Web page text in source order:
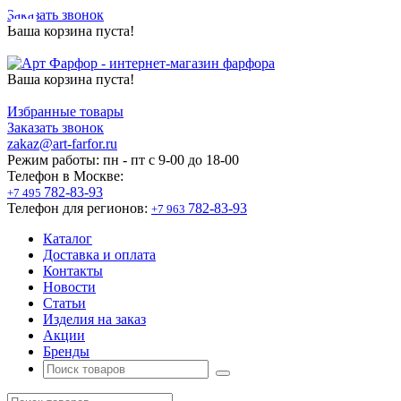
Заказать звонок
Ваша корзина пуста!
Ваша корзина пуста!
Избранные товары
Заказать звонок
zakaz@art-farfor.ru
Режим работы: пн - пт c 9-00 до 18-00
Телефон в Москве:
+7 495 782-83-93
Телефон для регионов: +7 963 782-83-93
Каталог
Доставка и оплата
Контакты
Новости
Статьи
Изделия на заказ
Акции
Бренды